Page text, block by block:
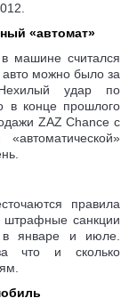
«автомат»
машине считался
можно было за
удар по
в конце прошлого
ZAZ Chance с
правила
штрафные санкции
январе и июле.
что и сколько